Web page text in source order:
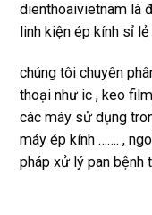
dienthoaivietnam là
linh kiện ép kính sỉ
chúng tôi chuyên
thoại như ic , keo
các máy sử dụng
máy ép kính ……. ,
pháp xử lý pan bệnh